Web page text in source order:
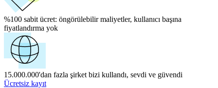
%100 sabit ücret: öngörülebilir maliyetler, kullanıcı başına
fiyatlandırma yok
15.000.000'dan fazla şirket bizi kullandı, sevdi ve güvendi
Ücretsiz kayıt